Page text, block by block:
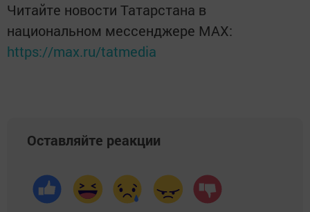
Читайте новости Татарстана в
национальном мессенджере MАХ:
https://max.ru/tatmedia
Оставляйте реакции